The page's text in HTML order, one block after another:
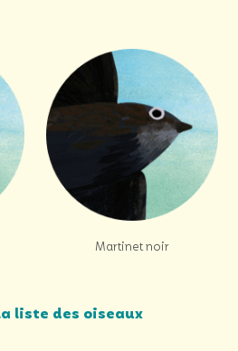
Martinet noir
liste des oiseaux